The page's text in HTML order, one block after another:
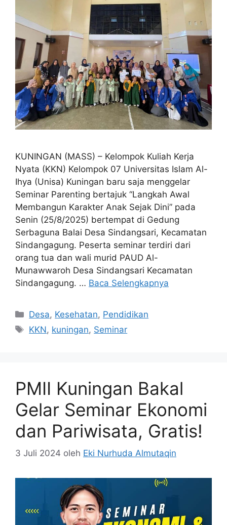
KUNINGAN (MASS) – Kelompok Kuliah Kerja
Nyata (KKN) Kelompok 07 Universitas Islam Al-
Ihya (Unisa) Kuningan baru saja menggelar
Seminar Parenting bertajuk “Langkah Awal
Membangun Karakter Anak Sejak Dini” pada
Senin (25/8/2025) bertempat di Gedung
Serbaguna Balai Desa Sindangsari, Kecamatan
Sindangagung. Peserta seminar terdiri dari
orang tua dan wali murid PAUD Al-
Munawwaroh Desa Sindangsari Kecamatan
Sindangagung. … Baca Selengkapnya
Kategori
Desa, Kesehatan, Pendidikan
Tag
KKN, kuningan, Seminar
PMII Kuningan Bakal
Gelar Seminar Ekonomi
dan Pariwisata, Gratis!
3 Juli 2024 oleh Eki Nurhuda Almutaqin